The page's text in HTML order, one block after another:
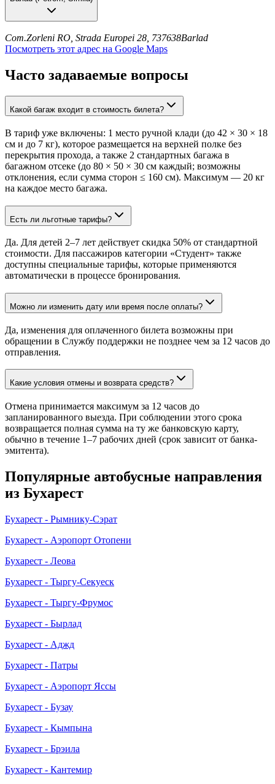
Com.Zorleni RO, Strada Europei 28, 737638Barlad
Посмотреть этот адрес на Google Maps
Часто задаваемые вопросы
Какой багаж входит в стоимость билета?
В тариф уже включены: 1 место ручной клади (до 42 × 30 × 18
см и до 7 кг), которое размещается на верхней полке без
перекрытия прохода, а также 2 стандартных багажа в
багажном отсеке (до 80 × 50 × 30 см каждый; возможны
отклонения, если сумма сторон ≤ 160 см). Максимум — 20 кг
на каждое место багажа.
Есть ли льготные тарифы?
Да. Для детей 2–7 лет действует скидка 50% от стандартной
стоимости. Для пассажиров категории «Студент» также
доступны специальные тарифы, которые применяются
автоматически в процессе бронирования.
Можно ли изменить дату или время после оплаты?
Да, изменения для оплаченного билета возможны при
обращении в Службу поддержки не позднее чем за 12 часов до
отправления.
Какие условия отмены и возврата средств?
Отмена принимается максимум за 12 часов до
запланированного выезда. При соблюдении этого срока
возвращается полная сумма на ту же банковскую карту,
обычно в течение 1–7 рабочих дней (срок зависит от банка-
эмитента).
Популярные автобусные направления
из Бухарест
Бухарест - Рымнику-Сэрат
Бухарест - Аэропорт Отопени
Бухарест - Леова
Бухарест - Тыргу-Секуеск
Бухарест - Тыргу-Фрумос
Бухарест - Бырлад
Бухарест - Аджд
Бухарест - Патры
Бухарест - Аэропорт Яссы
Бухарест - Бузау
Бухарест - Кымпына
Бухарест - Брэила
Бухарест - Кантемир